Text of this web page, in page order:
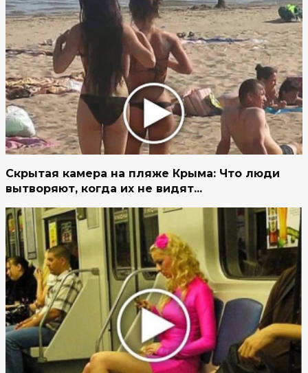
Скрытая камера на пляже Крыма: Что люди
вытворяют, когда их не видят...